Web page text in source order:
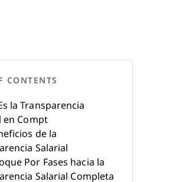
CONTENTS
la Transparencia
en Compt
de la
Salarial
Por Fases hacia la
Salarial Completa